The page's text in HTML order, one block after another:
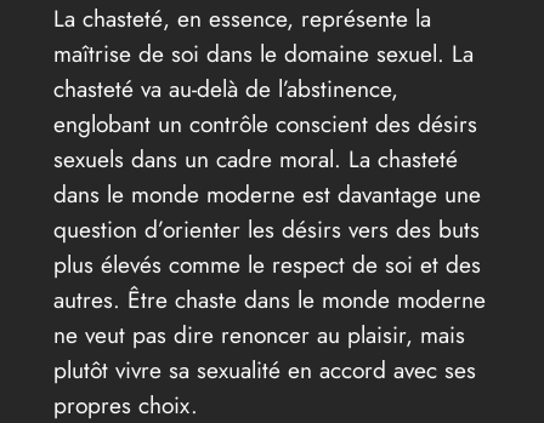
La chasteté, en essence, représente la
maîtrise de soi dans le domaine sexuel. La
chasteté va au-delà de l’abstinence,
englobant un contrôle conscient des désirs
sexuels dans un cadre moral. La chasteté
dans le monde moderne est davantage une
question d’orienter les désirs vers des buts
plus élevés comme le respect de soi et des
autres. Être chaste dans le monde moderne
ne veut pas dire renoncer au plaisir, mais
plutôt vivre sa sexualité en accord avec ses
propres choix.